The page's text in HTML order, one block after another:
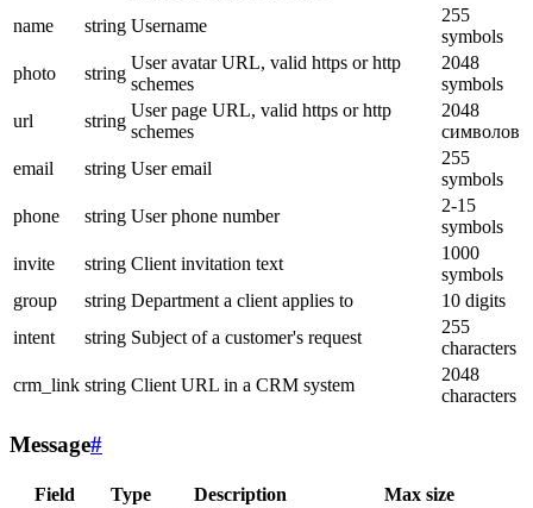
name string Username
255
symbols
photo
string
User avatar URL, valid https or http
schemes
2048
symbols
url
string
User page URL, valid https or http
schemes
2048
символов
email
string User email
255
symbols
phone
string User phone number
2-15
symbols
invite
string Client invitation text
1000
symbols
group
string Department a client applies to
10 digits
intent
string Subject of a customer's request
255
characters
crm_link string Client URL in a CRM system
2048
characters
Message#
Field Type Description Max size